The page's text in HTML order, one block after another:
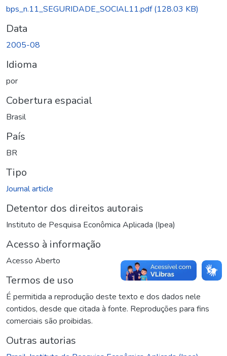
bps_n.11_SEGURIDADE_SOCIAL11.pdf(128.03 KB)
Data
2005-08
Idioma
por
Cobertura espacial
Brasil
País
BR
Tipo
Journal article
Detentor dos direitos autorais
Instituto de Pesquisa Econômica Aplicada (Ipea)
Acesso à informação
Acesso Aberto
Termos de uso
É permitida a reprodução deste texto e dos dados nele
contidos, desde que citada à fonte. Reproduções para fins
comerciais são proibidas.
Outras autorias